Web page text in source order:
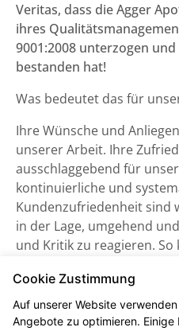
Veritas, dass die Agger
ihres
9001:2008 unterzogen
bestanden hat!
Was bedeutet das für
Ihre Wünsche und
unserer Arbeit. Ihre
ausschlaggebend für
kontinuierliche und
Kundenzufriedenheit sind
in der Lage, umgehend
und Kritik zu reagieren.
Zielgerichtete,
sichern zudem eine
aktuellen Erkenntnissen
Cookie Zustimmung
Auf unserer Website
Angebote zu optimieren. Einige